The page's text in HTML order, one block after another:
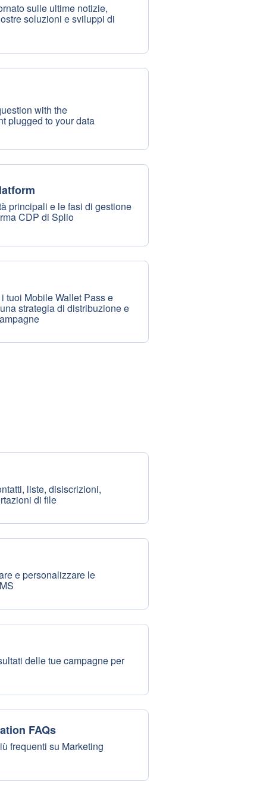
sulle ultime notizie,
soluzioni e sviluppi di
with the
plugged to your data
principali e le fasi di gestione
CDP di Splio
tuoi Mobile Wallet Pass e
strategia di distribuzione e
liste, disiscrizioni,
di file
e personalizzare le
delle tue campagne per
FAQs
frequenti su Marketing